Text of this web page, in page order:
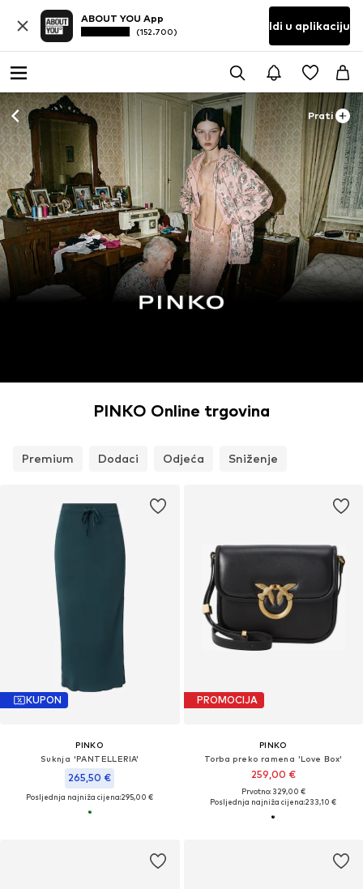
ABOUT YOU App
(152.700) Idi u aplikaciju
Prati
PINKO Online trgovina
Premium Dodaci Odjeća Sniženje
KUPON
PINKO
Suknja 'PANTELLERIA'
265,50 €
Posljednja najniža cijena:295,00 €
PROMOCIJA
PINKO
Torba preko ramena 'Love Box'
259,00 €
Prvotno: 329,00 €
Posljednja najniža cijena:233,10 €